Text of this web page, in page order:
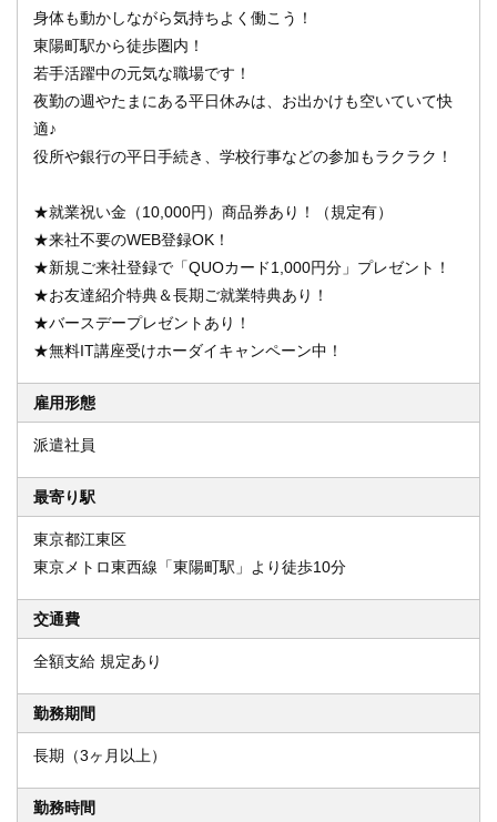
身体も動かしながら気持ちよく働こう！
東陽町駅から徒歩圏内！
若手活躍中の元気な職場です！
夜勤の週やたまにある平日休みは、お出かけも空いていて快
適♪
役所や銀行の平日手続き、学校行事などの参加もラクラク！
★就業祝い金（10,000円）商品券あり！（規定有）
★来社不要のWEB登録OK！
★新規ご来社登録で「QUOカード1,000円分」プレゼント！
★お友達紹介特典＆長期ご就業特典あり！
★バースデープレゼントあり！
★無料IT講座受けホーダイキャンペーン中！
雇用形態
派遣社員
最寄り駅
東京都江東区
東京メトロ東西線「東陽町駅」より徒歩10分
交通費
全額支給 規定あり
勤務期間
長期（3ヶ月以上）
勤務時間